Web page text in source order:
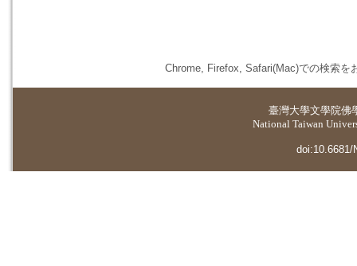
Chrome, Firefox, Safari(Mac)での検索を
臺灣大學文學院佛
National Taiwan
doi:10.6681/